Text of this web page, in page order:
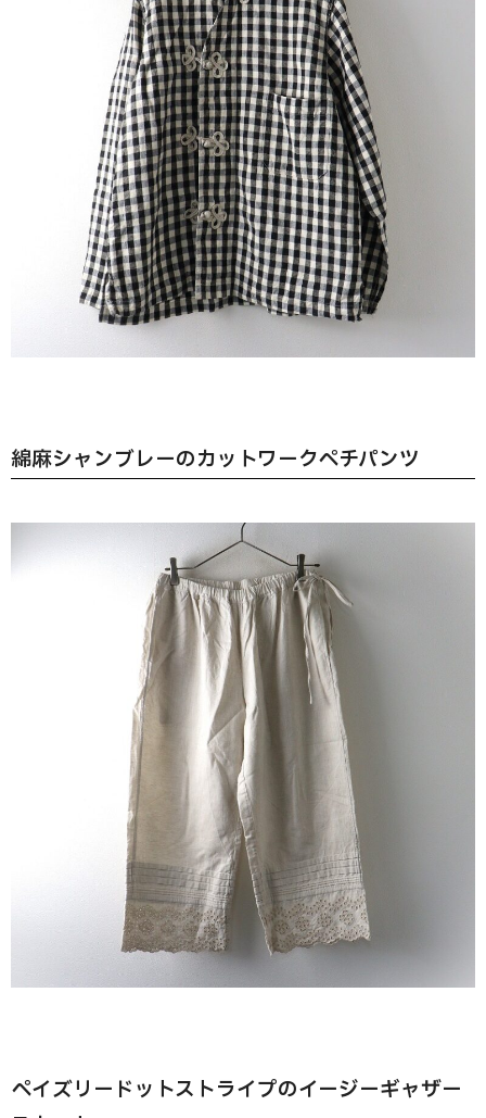
綿麻シャンブレーのカットワークペチパンツ
ペイズリードットストライプのイージーギャザー